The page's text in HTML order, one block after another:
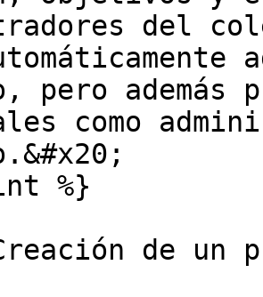
del
pero además
como
%}
de un